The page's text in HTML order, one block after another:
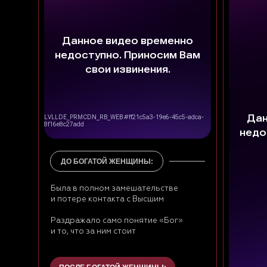
Была в полном замешательстве
и потере контакта с Высшим
Раздражало само понятие «Бог»
и то, что за ним стоит
ДО БОГАТОЙ ЖЕНЩИНЫ:
ИП Будников Игорь Владимирович
ИНН: 730293635750